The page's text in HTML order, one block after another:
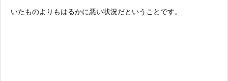
いたものよりもはるかに悪い状況だということです。